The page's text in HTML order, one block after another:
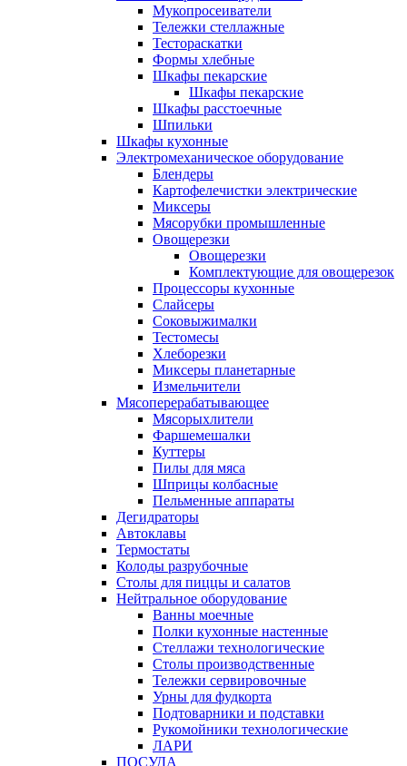
Мукопросеиватели
Тележки стеллажные
Тестораскатки
Формы хлебные
Шкафы пекарские
Шкафы пекарские
Шкафы расстоечные
Шпильки
Шкафы кухонные
Электромеханическое оборудование
Блендеры
Картофелечистки электрические
Миксеры
Мясорубки промышленные
Овощерезки
Овощерезки
Комплектующие для овощерезок
Процессоры кухонные
Слайсеры
Соковыжималки
Тестомесы
Хлеборезки
Миксеры планетарные
Измельчители
Мясоперерабатывающее
Мясорыхлители
Фаршемешалки
Куттеры
Пилы для мяса
Шприцы колбасные
Пельменные аппараты
Дегидраторы
Автоклавы
Термостаты
Колоды разрубочные
Столы для пиццы и салатов
Нейтральное оборудование
Ванны моечные
Полки кухонные настенные
Стеллажи технологические
Столы производственные
Тележки сервировочные
Урны для фудкорта
Подтоварники и подставки
Рукомойники технологические
ЛАРИ
ПОСУДА